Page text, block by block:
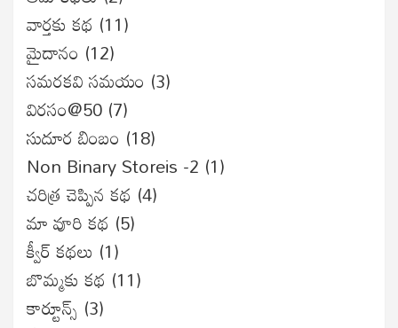
వార్తకు కథ (11)
మైదానం (12)
సమరకవి సమయం (3)
విరసం@50 (7)
సుదూర బింబం (18)
Non Binary Storeis -2 (1)
చరిత్ర చెప్పిన కథ (4)
మా వూరి కథ (5)
క్వీర్ కథలు (1)
బొమ్మకు కథ (11)
కార్టూన్స్ (3)